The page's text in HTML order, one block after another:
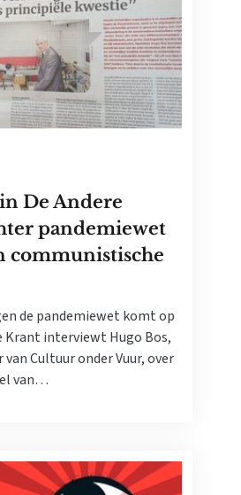
De Andere
pandemiewet
communistische
de pandemiewet komt op
Krant interviewt Hugo Bos,
Cultuur onder Vuur, over
van…